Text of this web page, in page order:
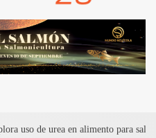
uso de urea en alimento para